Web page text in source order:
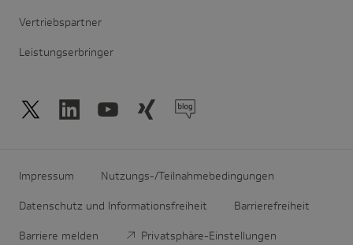
Vertriebspartner
Leistungserbringer
Impressum Nutzungs-/Teilnahmebedingungen
Datenschutz und Informationsfreiheit Barrierefreiheit
Barriere melden Privatsphäre-Einstellungen